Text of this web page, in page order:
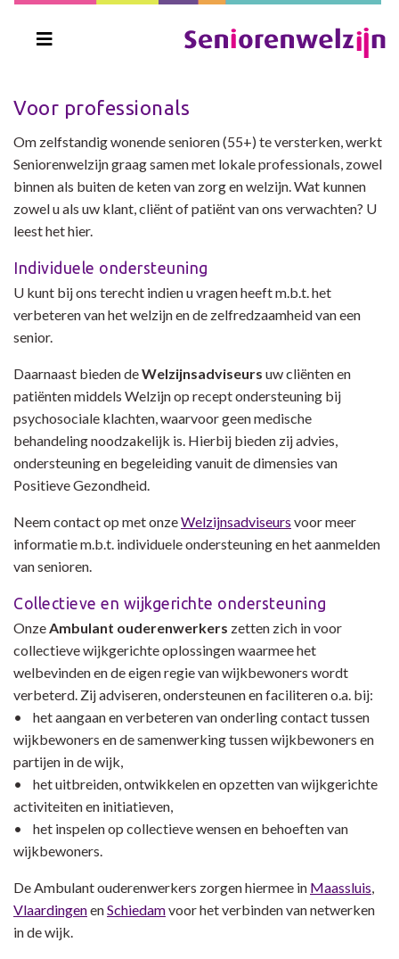
Voor professionals
Om zelfstandig wonende senioren (55+) te versterken, werkt
Seniorenwelzijn graag samen met lokale professionals, zowel
binnen als buiten de keten van zorg en welzijn. Wat kunnen
zowel u als uw klant, cliënt of patiënt van ons verwachten? U
leest het hier.
Individuele ondersteuning
U kunt bij ons terecht indien u vragen heeft m.b.t. het
verbeteren van het welzijn en de zelfredzaamheid van een
senior.
Daarnaast bieden deWelzijnsadviseurs uw cliënten en
patiënten middels Welzijn op recept ondersteuning bij
psychosociale klachten, waarvoor geen medische
behandeling noodzakelijk is. Hierbij bieden zij advies,
ondersteuning en begeleiding vanuit de dimensies van
Positieve Gezondheid.
Neem contact op met onzeWelzijnsadviseurs voor meer
informatie m.b.t. individuele ondersteuning en het aanmelden
van senioren.
Collectieve en wijkgerichte ondersteuning
OnzeAmbulant ouderenwerkers zetten zich in voor
collectieve wijkgerichte oplossingen waarmee het
welbevinden en de eigen regie van wijkbewoners wordt
verbeterd. Zij adviseren, ondersteunen en faciliteren o.a. bij:
• het aangaan en verbeteren van onderling contact tussen
wijkbewoners en de samenwerking tussen wijkbewoners en
partijen in de wijk,
• het uitbreiden, ontwikkelen en opzetten van wijkgerichte
activiteiten en initiatieven,
• het inspelen op collectieve wensen en behoeften van
wijkbewoners.
De Ambulant ouderenwerkers zorgen hiermee in Maassluis,
VlaardingenenSchiedamvoor het verbinden van netwerken
in de wijk.